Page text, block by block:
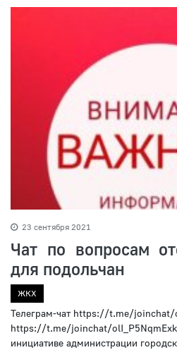
23 сентября 2021
Чат по вопросам
для подольчан
ЖКХ
Телеграм-чат https://t.me/joinchat/
https://t.me/joinchat/
инициативе администрации